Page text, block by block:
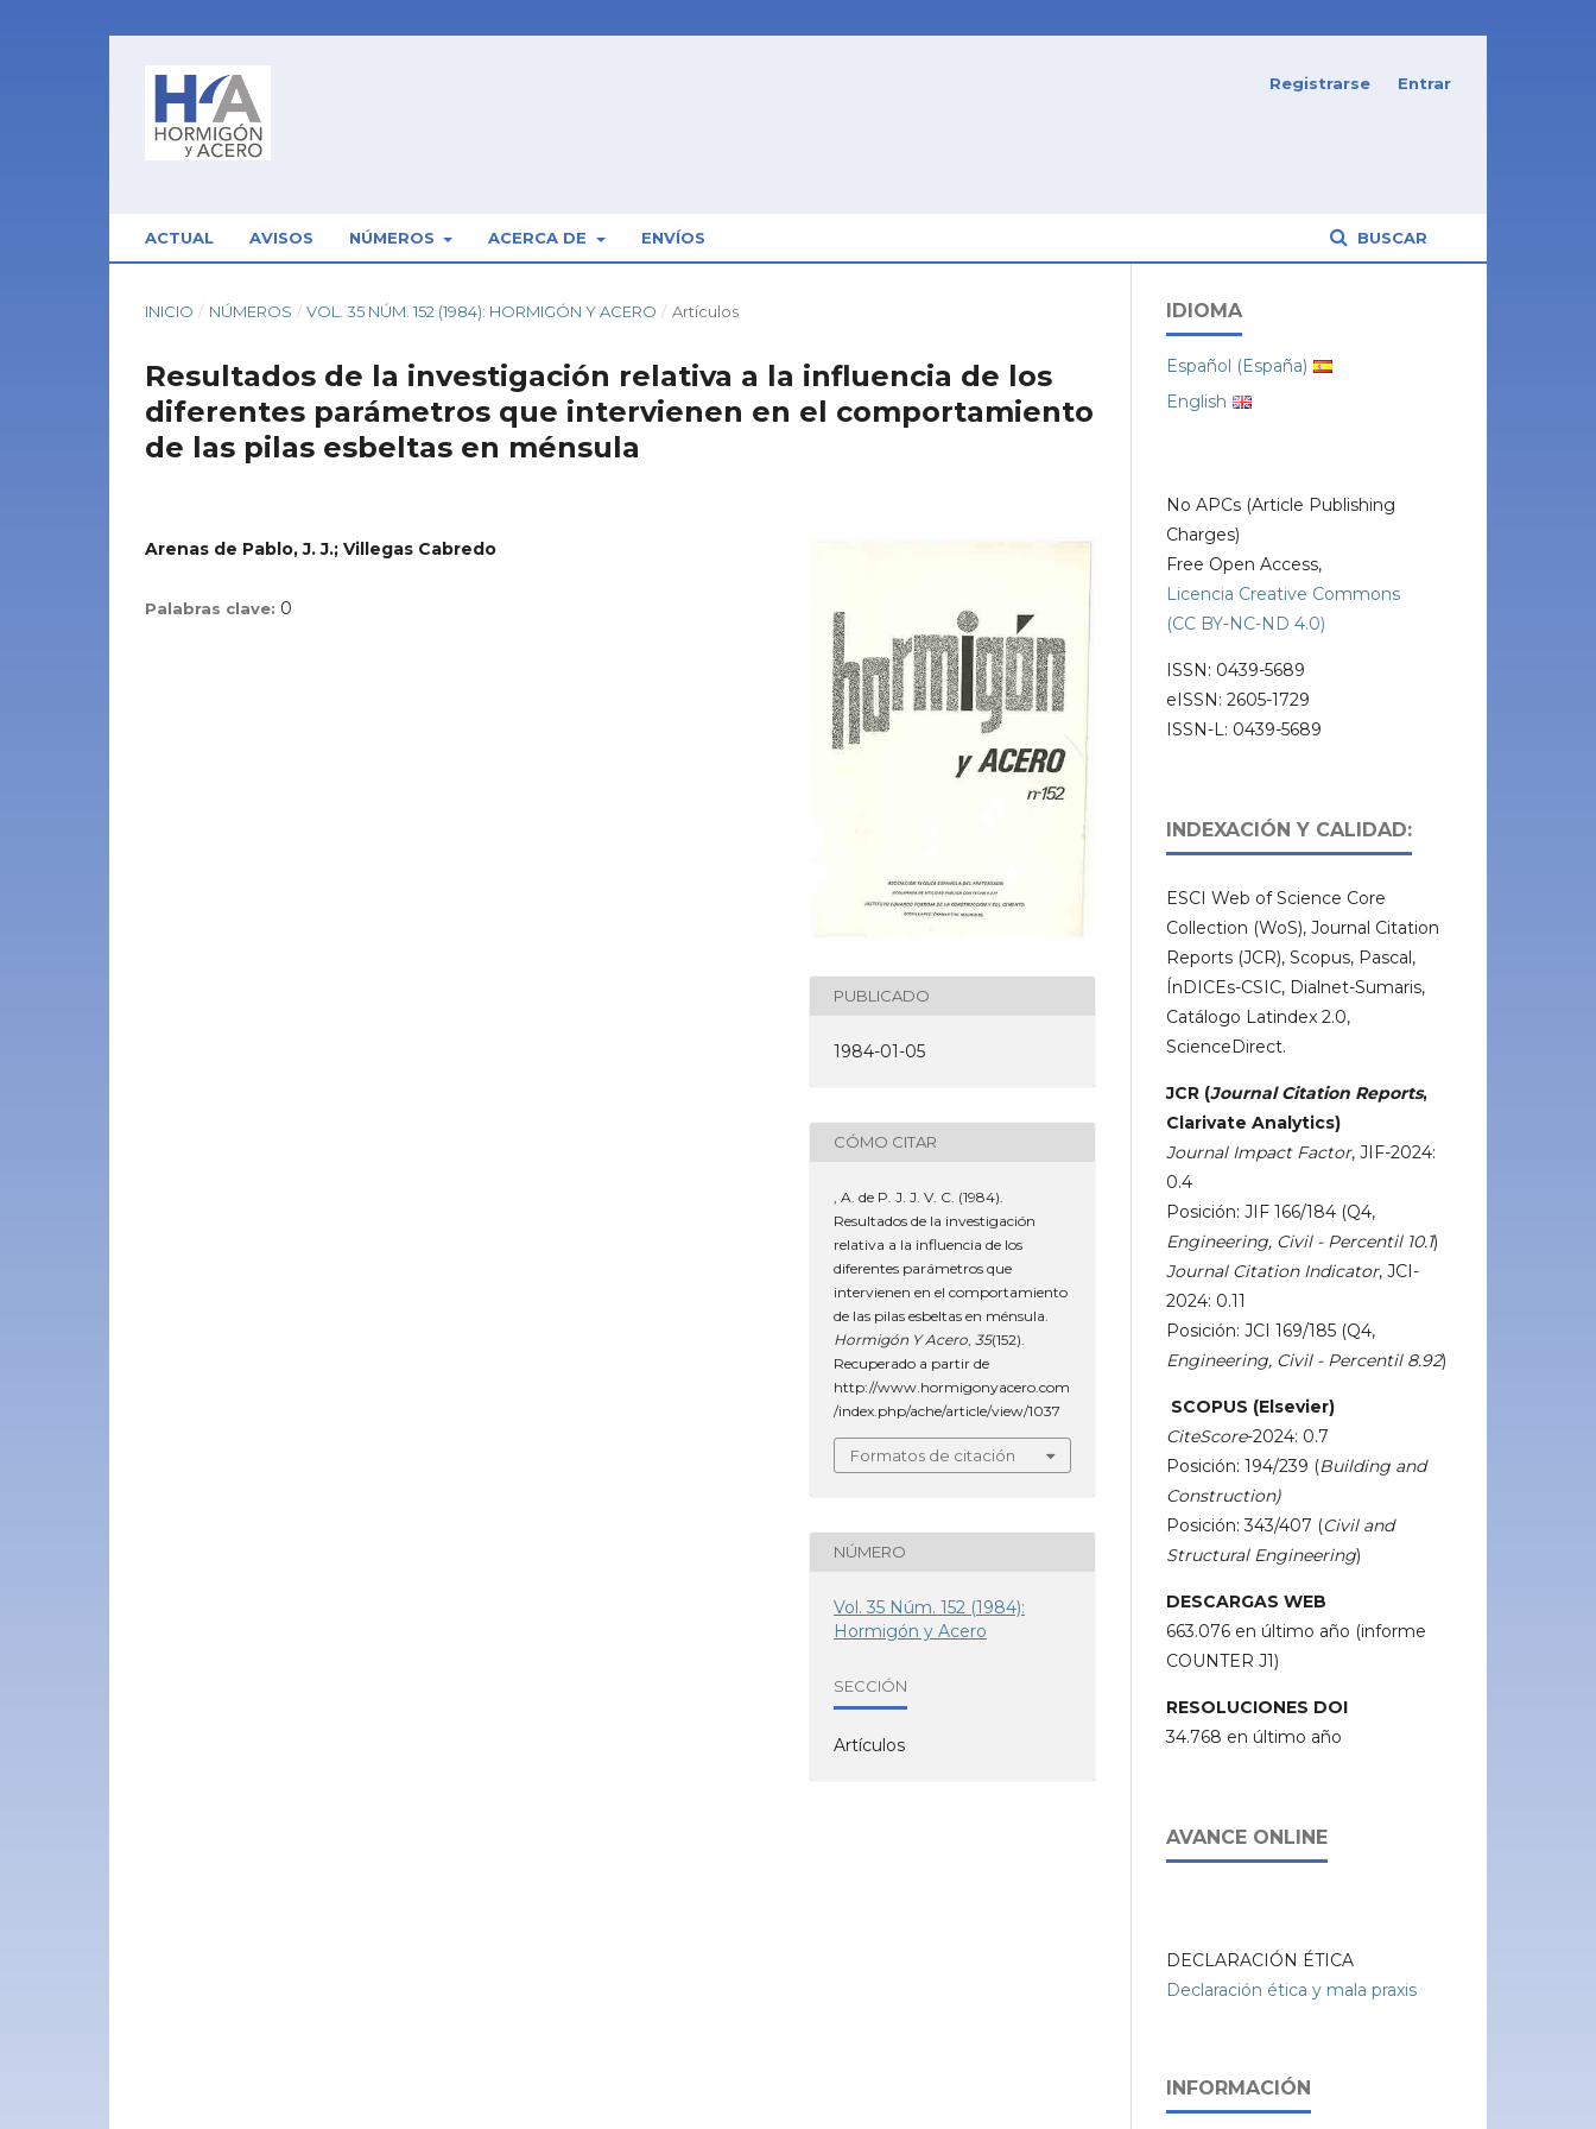
ACTUAL AVISOS NÚMEROS ACERCA DE ENVÍOS BUSCAR
Registrarse Entrar
INICIO / NÚMEROS / VOL. 35 NÚM. 152 (1984): HORMIGÓN Y ACERO / Artículos
Resultados de la investigación relativa a la influencia de los
diferentes parámetros que intervienen en el comportamiento
de las pilas esbeltas en ménsula
Arenas de Pablo, J. J.; Villegas Cabredo
Palabras clave: 0
PUBLICADO
1984-01-05
CÓMO CITAR
, A. de P. J. J. V. C. (1984).
Resultados de la investigación
relativa a la influencia de los
diferentes parámetros que
intervienen en el comportamiento
de las pilas esbeltas en ménsula.
Hormigón Y Acero 35(152).
Recuperado a partir de
http://www.hormigonyacero.com
/index.php/ache/article/view/1037
Formatos de citación
NÚMERO
Vol. 35 Núm. 152 (1984):
Hormigón y Acero
SECCIÓN
Artículos
IDIOMA
Español (España)
English
No APCs (Article Publishing
Charges)
Free Open Access,
Licencia Creative Commons
(CC BY-NC-ND 4.0)
ISSN: 0439-5689
eISSN: 2605-1729
ISSN-L: 0439-5689
INDEXACIÓN Y CALIDAD:
ESCI Web of Science Core
Collection (WoS), Journal Citation
Reports (JCR), Scopus, Pascal,
ÍnDICEs-CSIC, Dialnet-Sumaris,
Catálogo Latindex 2.0,
ScienceDirect.
JCR (Journal Citation Reports,
Clarivate Analytics)
Journal Impact Factor, JIF-2024:
0.4
Posición: JIF 166/184 (Q4,
Engineering, Civil - Percentil 10.1)
Journal Citation Indicator, JCI-
2024: 0.11
Posición: JCI 169/185 (Q4,
Engineering, Civil - Percentil 8.92)
SCOPUS (Elsevier)
CiteScore-2024: 0.7
Posición: 194/239 (Building and
Construction)
Posición: 343/407 (Civil and
Structural Engineering)
DESCARGAS WEB
663.076 en último año (informe
COUNTER J1)
RESOLUCIONES DOI
34.768 en último año
AVANCE ONLINE
DECLARACIÓN ÉTICA
Declaración ética y mala praxis
INFORMACIÓN